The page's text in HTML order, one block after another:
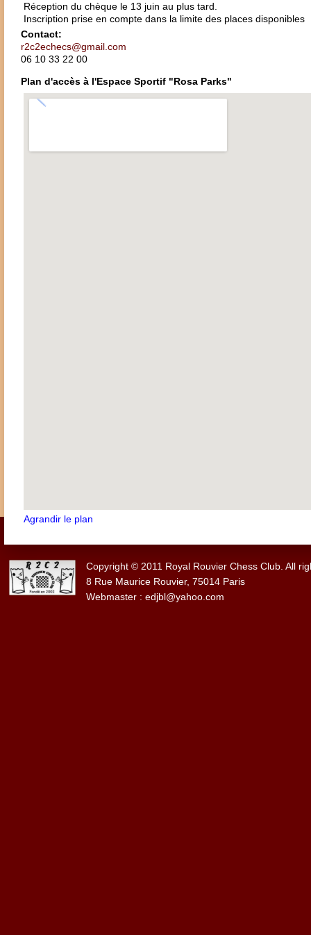
Réception du chèque le 13 juin au plus tard.
Inscription prise en compte dans la limite des places disponibles
Contact:
r2c2echecs@gmail.com
06 10 33 22 00
Plan d'accès à l'Espace Sportif "Rosa Parks"
Agrandir le plan
Copyright © 2011 Royal Rouvier Chess Club. All
8 Rue Maurice Rouvier, 75014 Paris
Webmaster : edjbl@yahoo.com